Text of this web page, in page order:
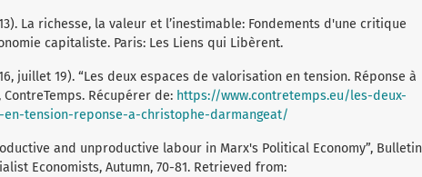
La richesse, la valeur et l’inestimable: Fondements d'une critique
capitaliste. Paris: Les Liens qui Libèrent.
juillet 19). “Les deux espaces de valorisation en tension. Réponse à
Récupérer de: https://www.contretemps.eu/les-deux-
tension-reponse-a-christophe-darmangeat/
and unproductive labour in Marx's Political Economy”, Bulletin
Economists, Autumn, 70-81. Retrieved from: